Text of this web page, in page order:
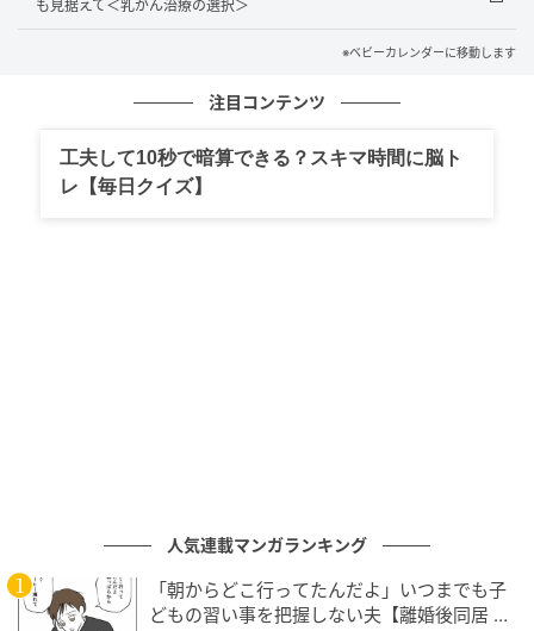
学びました。「これくらいで受診してもいいのかな」
と迷うような小さな違和感こそ、体が発しているサイ
ンかもしれません。自分の直感を信じて早めに専門医
道になると実感しています。
で……」と思わずに、気軽に相談できるかかりつけのク
リニックを持っておくことが、早期発見と安心への第
一歩です。
も見据えて＜乳がん治療の選択＞
※ベビーカレンダーに移動します
注目コンテンツ
工夫して10秒で暗算できる？スキマ時間に脳ト
レ【毎日クイズ】
人気連載マンガランキング
「朝からどこ行ってたんだよ」いつまでも子
どもの習い事を把握しない夫【離婚後同居 Vo